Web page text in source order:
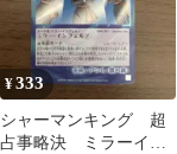
¥333
シャーマンキング 超
占事略決 ミラーイン